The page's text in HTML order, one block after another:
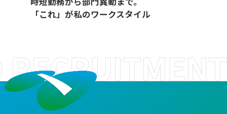
ワークスタイル座談会
時短勤務から部門異動まで。
「これ」が私のワークスタイル